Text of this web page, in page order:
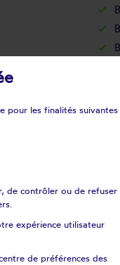
pour les finalités suivantes
de contrôler ou de refuser
expérience utilisateur
de préférences des